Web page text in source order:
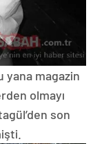
yana magazin
olmayı
son